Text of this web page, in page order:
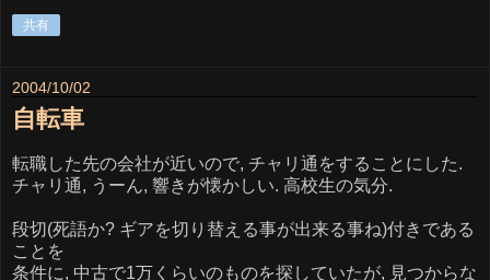
共有
2004/10/02
自転車
転職した先の会社が近いので, チャリ通をすることにした.
チャリ通, うーん, 響きが懐かしい. 高校生の気分.
段切(死語か? ギアを切り替える事が出来る事ね)付きである
ことを
条件に, 中古で1万くらいのものを探していたが, 見つからな